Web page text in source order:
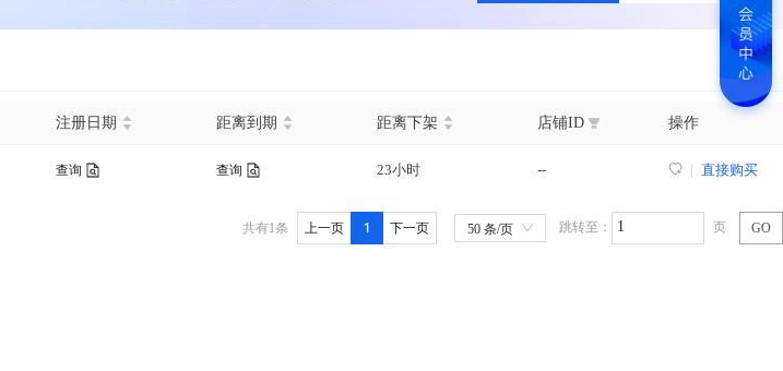
注册日期 距离到期 距离下架 店铺ID 操作
查询 查询 23小时 -- 直接购买
共有1条 上一页 1 下一页 50 条/页 跳转至： 页 GO